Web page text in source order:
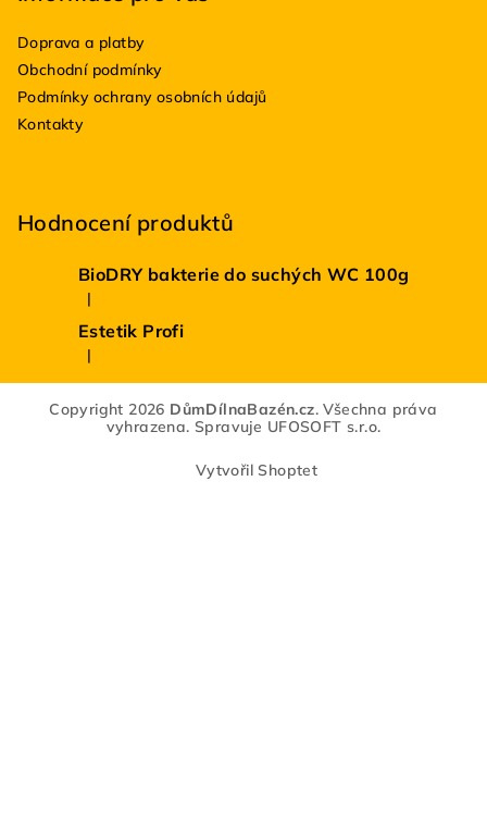
Doprava a platby
Obchodní podmínky
Podmínky ochrany osobních údajů
Kontakty
Hodnocení produktů
BioDRY bakterie do suchých WC 100g
Hodnocení produktu je 5 z 5 hvězdiček.
|
Estetik Profi
Hodnocení produktu je 5 z 5 hvězdiček.
|
Copyright 2026 DůmDílnaBazén.cz. Všechna práva
vyhrazena.Spravuje UFOSOFT s.r.o.
Vytvořil Shoptet